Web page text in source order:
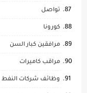
تواصل
كورونا
مرافقين كبار السن
مراقب كاميرات
وظائف شركات النفط